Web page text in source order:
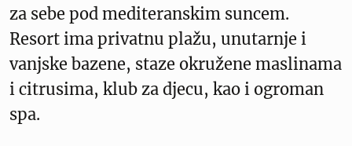
za sebe pod mediteranskim suncem.
Resort ima privatnu plažu, unutarnje i
vanjske bazene, staze okružene maslinama
i citrusima, klub za djecu, kao i ogroman
spa.